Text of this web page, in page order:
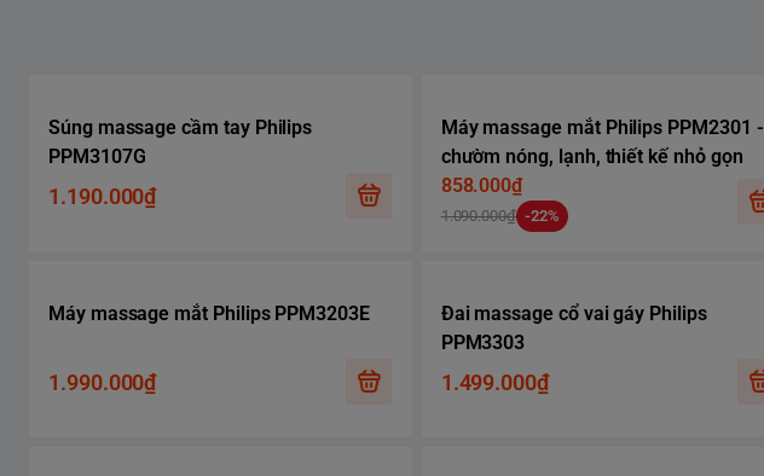
Súng massage cầm tay Philips
PPM3107G
1.190.000₫
Máy massage mắt Philips PPM2301 -
chườm nóng, lạnh, thiết kế nhỏ gọn
858.000₫
1.090.000₫ -22%
Máy massage mắt Philips PPM3203E
1.990.000₫
Đai massage cổ vai gáy Philips
PPM3303
1.499.000₫